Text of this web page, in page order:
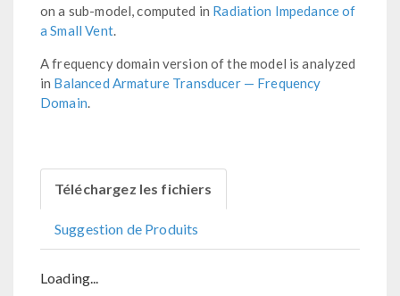
on a sub-model, computed in Radiation Impedance of
a Small Vent.
A frequency domain version of the model is analyzed
in Balanced Armature Transducer — Frequency
Domain.
Téléchargez les fichiers
Suggestion de Produits
Loading...